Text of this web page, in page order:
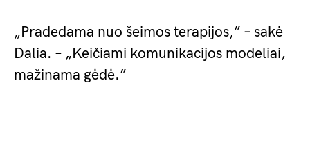
„Pradedama nuo šeimos terapijos,” – sakė
Dalia. – „Keičiami komunikacijos modeliai,
mažinama gėdė.”